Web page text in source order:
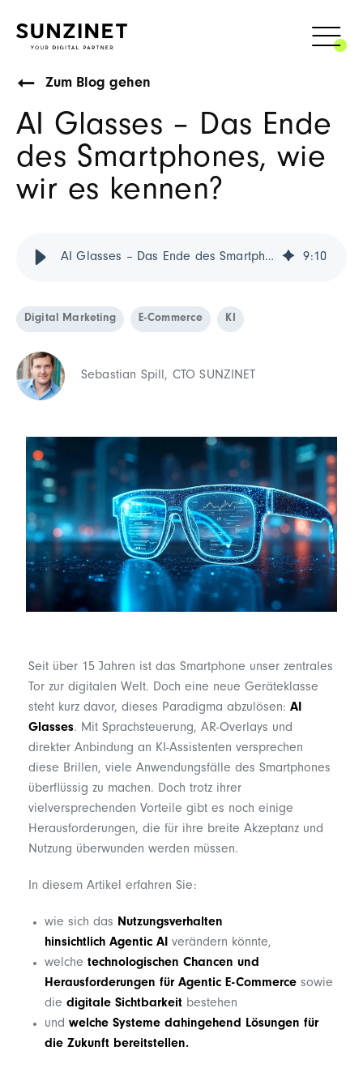
Zum Blog gehen
AI Glasses – Das Ende
des Smartphones, wie
wir es kennen?
AI Glasses – Das Ende des Smartphones? | Jetzt Blog lesen! 9:10
Digital Marketing E-Commerce KI
Sebastian Spill, CTO SUNZINET
Seit über 15 Jahren ist das Smartphone unser zentrales
Tor zur digitalen Welt. Doch eine neue Geräteklasse
steht kurz davor, dieses Paradigma abzulösen: AI
Glasses. Mit Sprachsteuerung, AR-Overlays und
direkter Anbindung an KI-Assistenten versprechen
diese Brillen, viele Anwendungsfälle des Smartphones
überflüssig zu machen. Doch trotz ihrer
vielversprechenden Vorteile gibt es noch einige
Herausforderungen, die für ihre breite Akzeptanz und
Nutzung überwunden werden müssen.
In diesem Artikel erfahren Sie:
wie sich das Nutzungsverhalten
hinsichtlich Agentic AI verändern könnte,
welche technologischen Chancen und
Herausforderungen für Agentic E-Commerce sowie
die digitale Sichtbarkeit bestehen
und welche Systeme dahingehend Lösungen für
die Zukunft bereitstellen.